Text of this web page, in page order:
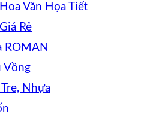
Văn Họa Tiết
Rẻ
ROMAN
Vồng
Tre, Nhựa